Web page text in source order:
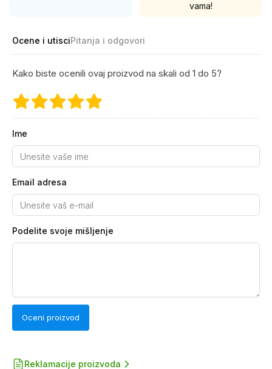
vama!
Ocene i utisciPitanja i odgovori
Kako biste ocenili ovaj proizvod na skali od 1 do 5?
Ime
Email adresa
Podelite svoje mišljenje
Oceni proizvod
Reklamacije proizvoda